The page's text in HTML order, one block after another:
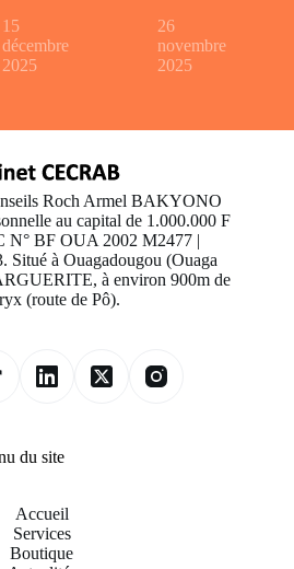
15
décembre
2025
26
novembre
2025
Roch Armel BAKYONO
au capital de 1.000.000 F
N° BF OUA 2002 M2477 |
Situé à Ouagadougou (Ouaga
à environ 900m de
(route de Pô).
du site
Accueil
Services
Boutique